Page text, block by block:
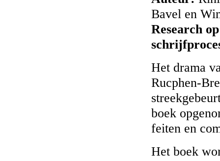
Bavel en
Research
Het drama
Rucphen-
boek
feiten en
Het boek